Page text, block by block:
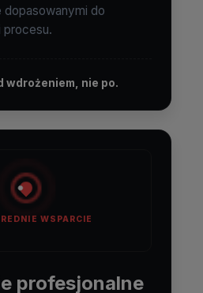
dopasowanymi do
procesu.
wdrożeniem, nie po.
WSPARCIE
profesjonalne